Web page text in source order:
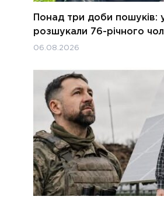
Понад три доби пошуків: у
розшукали 76-річного
06.08.2026